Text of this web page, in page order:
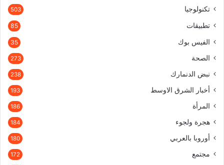
تكنولوجيا 503
تطبيقات 85
الفيس بوك 35
الصحة 273
نبض الدنمارك 238
أخبار الشرق الاوسط 193
المرأة 186
هجرة ولجوء 184
أوروبا بالعربي 180
مجتمع 172